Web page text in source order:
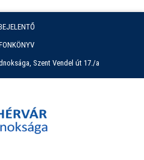
Szent Vendel út 17./a